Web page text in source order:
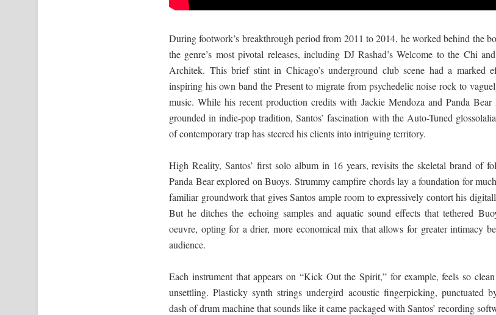
During footwork’s breakthrough period from 2011 to 2014, he worked behind the
the genre’s most pivotal releases, including DJ Rashad’s Welcome to the Chi
Architek. This brief stint in Chicago’s underground club scene had a marked
inspiring his own band the Present to migrate from psychedelic noise rock to
music. While his recent production credits with Jackie Mendoza and Panda Bear
grounded in indie-pop tradition, Santos’ fascination with the Auto-Tuned
of contemporary trap has steered his clients into intriguing territory.
High Reality, Santos’ first solo album in 16 years, revisits the skeletal brand of
Panda Bear explored on Buoys. Strummy campfire chords lay a foundation for
familiar groundwork that gives Santos ample room to expressively contort his
But he ditches the echoing samples and aquatic sound effects that tethered
oeuvre, opting for a drier, more economical mix that allows for greater intimacy
audience.
Each instrument that appears on “Kick Out the Spirit,” for example, feels so
unsettling. Plasticky synth strings undergird acoustic fingerpicking, punctuated
dash of drum machine that sounds like it came packaged with Santos’ recording